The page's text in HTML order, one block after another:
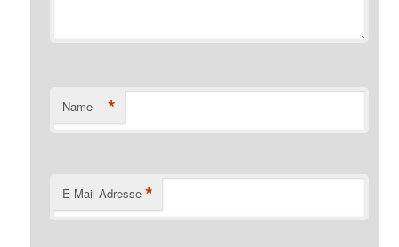
Name *
E-Mail-Adresse *